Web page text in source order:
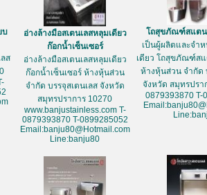
บ
ส
อ่างล้างมือสเตนเลสหลุมเดียว
ก๊อกน้ำเซ็นเซอร์
อ่างล้างมือสเตนเลสหลุมเดียว
ก๊อกน้ำเซ็นเซอร์ ห้างหุ้นส่วน
จำกัด บรรจุสเตนเลส จังหวัด
สมุทรปราการ 10270
www.banjustainless.com T-
0879393870 T-0899285052
Email:banju80@Hotmail.com
Line:banju80
โถสุขภัณฑ์สแตน
เป็นผู้ผลิตและจำ
เดียว โถสุขภัณฑ์สแ
ห้างหุ้นส่วน จำกัด
จังหวัด สมุทรปรา
0879393870 T-